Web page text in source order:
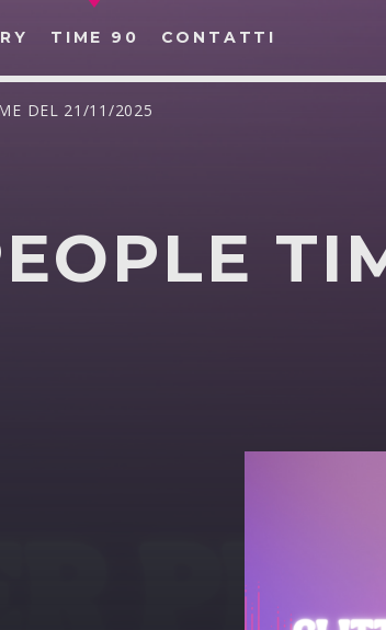
TIME 90 CONTATTI
NEL SITO WEB:
DEL 21/11/2025